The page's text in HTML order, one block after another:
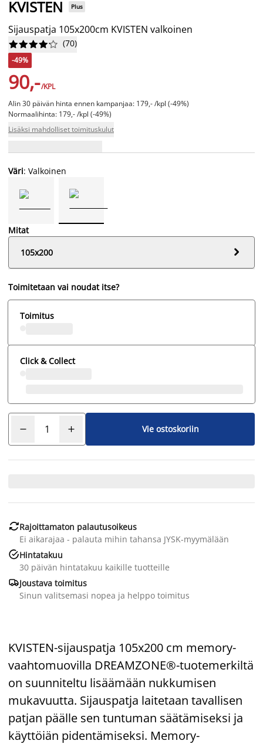
KVISTEN Plus
Sijauspatja 105x200cm KVISTEN valkoinen





 (70)
-49%
90,-/KPL
Alin 30 päivän hinta ennen kampanjaa: 179,- /kpl (-49%)
Normaalihinta: 179,- /kpl (-49%)
Lisäksi mahdolliset toimituskulut
Väri: Valkoinen
Mitat
105x200

Toimitetaan vai noudat itse?
Toimitus
Click & Collect
Vie ostoskoriin
Rajoittamaton palautusoikeus
Ei aikarajaa - palauta mihin tahansa JYSK-myymälään
Hintatakuu
30 päivän hintatakuu kaikille tuotteille
Joustava toimitus
Sinun valitsemasi nopea ja helppo toimitus
KVISTEN-sijauspatja 105x200 cm memory-
vaahtomuovilla DREAMZONE®-tuotemerkiltä
on suunniteltu lisäämään nukkumisen
mukavuutta. Sijauspatja laitetaan tavallisen
patjan päälle sen tuntuman säätämiseksi ja
käyttöiän pidentämiseksi. Memory-